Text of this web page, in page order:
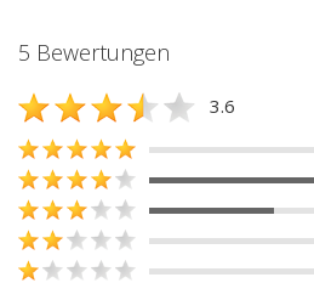
5 Bewertungen
3.6